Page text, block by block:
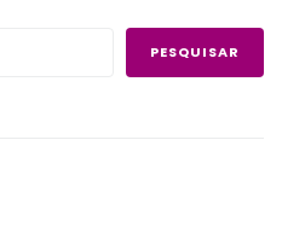
PESQUISAR